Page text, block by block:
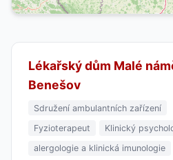
Lékařský dům Malé
Benešov
Sdružení ambulantních zařízení
Fyzioterapeut
Klinický
alergologie a klinická imunologie